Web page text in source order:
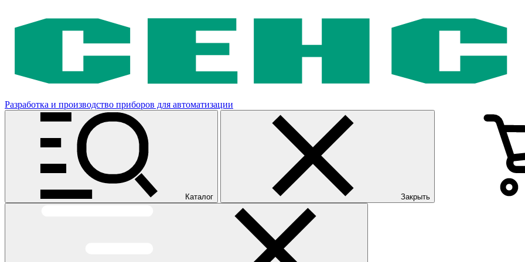
Разработка и производство приборов для автоматизации
Каталог Закрыть